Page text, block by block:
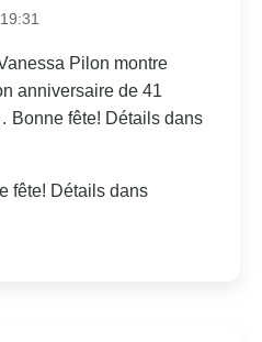
Pilon montre
anniversaire de 41
fête! Détails dans
fête! Détails dans